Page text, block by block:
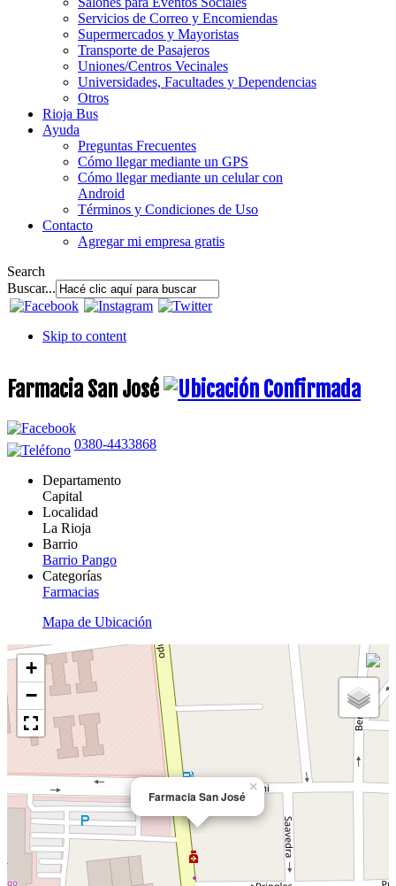
Servicios de Correo y Encomiendas
Supermercados y Mayoristas
Transporte de Pasajeros
Uniones/Centros Vecinales
Universidades, Facultades y Dependencias
Otros
Rioja Bus
Ayuda
Preguntas Frecuentes
Cómo llegar mediante un GPS
Cómo llegar mediante un celular con
Android
Términos y Condiciones de Uso
Contacto
Agregar mi empresa gratis
Search
Buscar...
Skip to content
Farmacia San José
0380-4433868
Departamento
Capital
Localidad
La Rioja
Barrio
Barrio Pango
Categorías
Farmacias
Mapa de Ubicación
Farmacia San José
×
+
−